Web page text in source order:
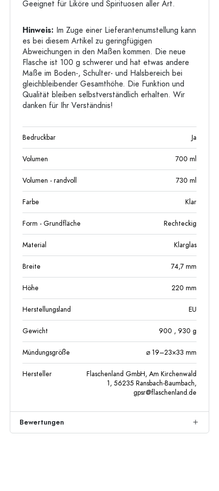
Geeignet für Liköre und Spirituosen aller Art.
Hinweis: Im Zuge einer Lieferantenumstellung kann
es bei diesem Artikel zu geringfügigen
Abweichungen in den Maßen kommen. Die neue
Flasche ist 100 g schwerer und hat etwas andere
Maße im Boden-, Schulter- und Halsbereich bei
gleichbleibender Gesamthöhe. Die Funktion und
Qualität bleiben selbstverständlich erhalten. Wir
danken für Ihr Verständnis!
Bedruckbar Ja
Volumen 700 ml
Volumen - randvoll 730 ml
Farbe Klar
Form - Grundfläche Rechteckig
Material Klarglas
Breite 74,7 mm
Höhe 220 mm
Herstellungsland EU
Gewicht 900 , 930 g
Mündungsgröße ⌀ 19–23×33 mm
Hersteller
Flaschenland GmbH, Am Kirchenwald
1, 56235 Ransbach-Baumbach,
gpsr@flaschenland.de
Bewertungen